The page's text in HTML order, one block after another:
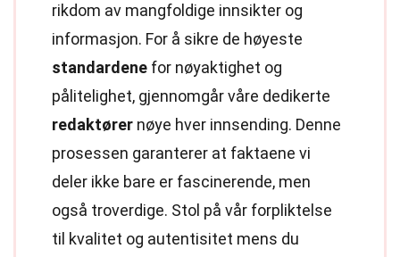
rikdom av mangfoldige innsikter og
informasjon. For å sikre de høyeste
standardene for nøyaktighet og
pålitelighet, gjennomgår våre dedikerte
redaktører nøye hver innsending. Denne
prosessen garanterer at faktaene vi
deler ikke bare er fascinerende, men
også troverdige. Stol på vår forpliktelse
til kvalitet og autentisitet mens du